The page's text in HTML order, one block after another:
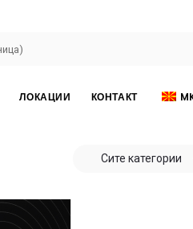
ЛОКАЦИИ КОНТАКТ
Сите категории